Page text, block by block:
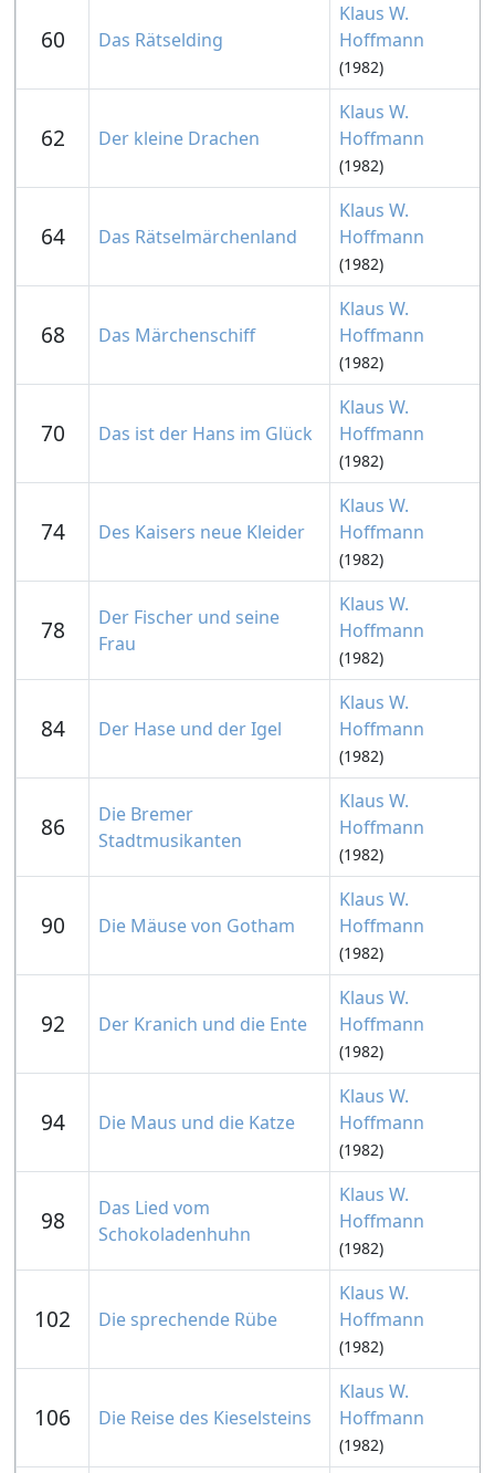
60 Das Rätselding
Klaus W.
Hoffmann
(1982)
62 Der kleine Drachen
Klaus W.
Hoffmann
(1982)
64 Das Rätselmärchenland
Klaus W.
Hoffmann
(1982)
68 Das Märchenschiff
Klaus W.
Hoffmann
(1982)
70 Das ist der Hans im Glück
Klaus W.
Hoffmann
(1982)
74 Des Kaisers neue Kleider
Klaus W.
Hoffmann
(1982)
78
Der Fischer und seine
Frau
Klaus W.
Hoffmann
(1982)
84 Der Hase und der Igel
Klaus W.
Hoffmann
(1982)
86
Die Bremer
Stadtmusikanten
Klaus W.
Hoffmann
(1982)
90 Die Mäuse von Gotham
Klaus W.
Hoffmann
(1982)
92 Der Kranich und die Ente
Klaus W.
Hoffmann
(1982)
94 Die Maus und die Katze
Klaus W.
Hoffmann
(1982)
98
Das Lied vom
Schokoladenhuhn
Klaus W.
Hoffmann
(1982)
102 Die sprechende Rübe
Klaus W.
Hoffmann
(1982)
106 Die Reise des Kieselsteins
Klaus W.
Hoffmann
(1982)